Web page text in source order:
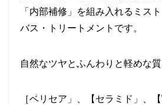
「内部補修」を組み入れるミス
バス・トリートメントです。
自然なツヤとふんわりと軽めな質
［ベリセア」、【セラミド」、【